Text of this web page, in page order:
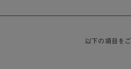
以下の項目を